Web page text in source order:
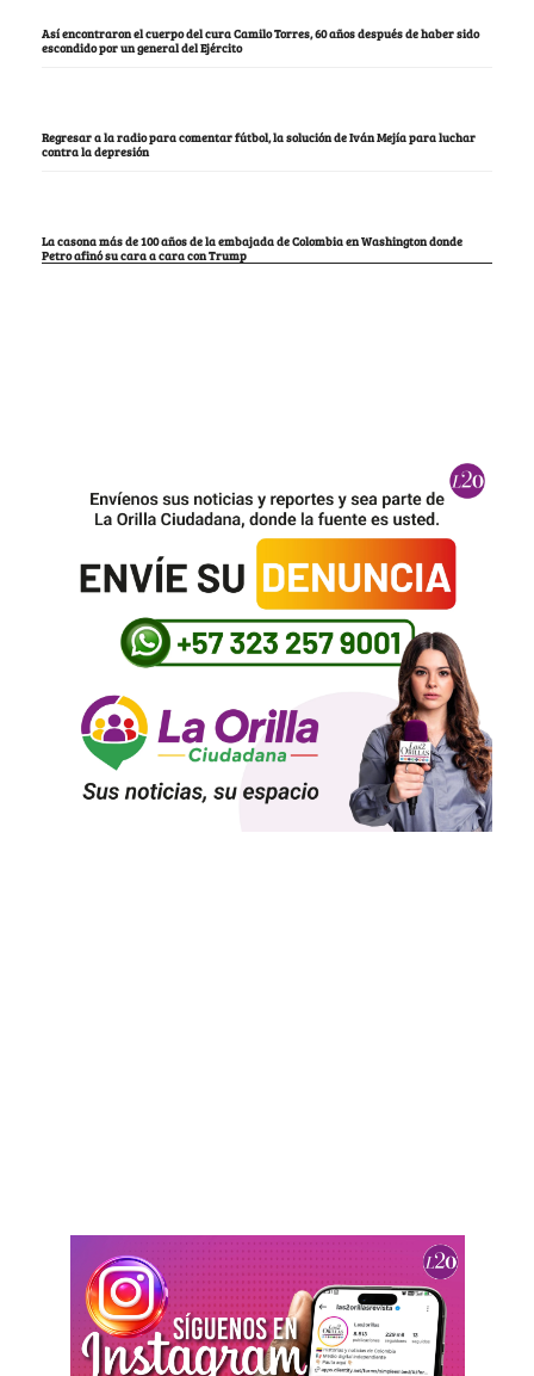
Así encontraron el cuerpo del cura Camilo Torres, 60 años después de haber sido
escondido por un general del Ejército
Regresar a la radio para comentar fútbol, la solución de Iván Mejía para luchar
contra la depresión
La casona más de 100 años de la embajada de Colombia en Washington donde
Petro afinó su cara a cara con Trump